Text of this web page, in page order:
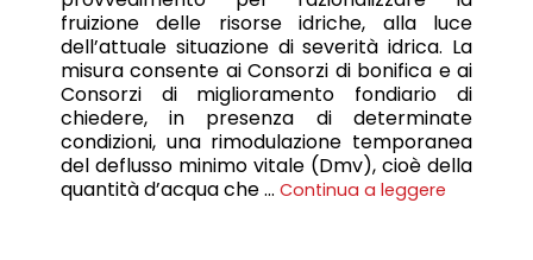
fruizione delle risorse idriche, alla luce
dell’attuale situazione di severità idrica. La
misura consente ai Consorzi di bonifica e ai
Consorzi di miglioramento fondiario di
chiedere, in presenza di determinate
condizioni, una rimodulazione temporanea
del deflusso minimo vitale (Dmv), cioè della
quantità d’acqua che … Continua a leggere